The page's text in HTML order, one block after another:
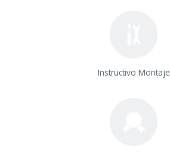
Instructivo Montaje